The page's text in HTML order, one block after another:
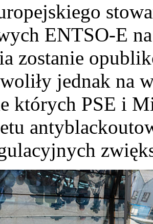
ENTSO-E
zostanie
jednak na
których PSE i